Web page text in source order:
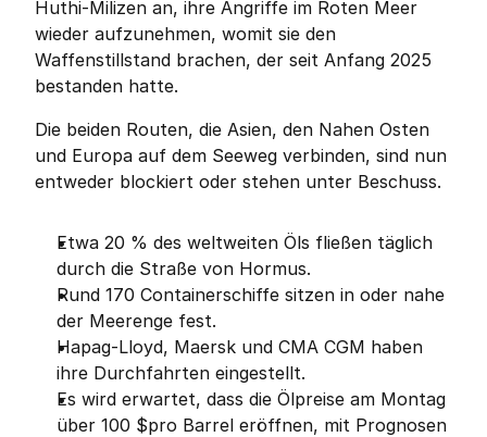
Huthi-Milizen an, ihre Angriffe im Roten Meer
wieder aufzunehmen, womit sie den
Waffenstillstand brachen, der seit Anfang 2025
bestanden hatte.
Die beiden Routen, die Asien, den Nahen Osten
und Europa auf dem Seeweg verbinden, sind nun
entweder blockiert oder stehen unter Beschuss.
Etwa 20 % des weltweiten Öls fließen täglich
durch die Straße von Hormus.
Rund 170 Containerschiffe sitzen in oder nahe
der Meerenge fest.
Hapag-Lloyd, Maersk und CMA CGM haben
ihre Durchfahrten eingestellt.
Es wird erwartet, dass die Ölpreise am Montag
über 100 $pro Barrel eröffnen, mit Prognosen